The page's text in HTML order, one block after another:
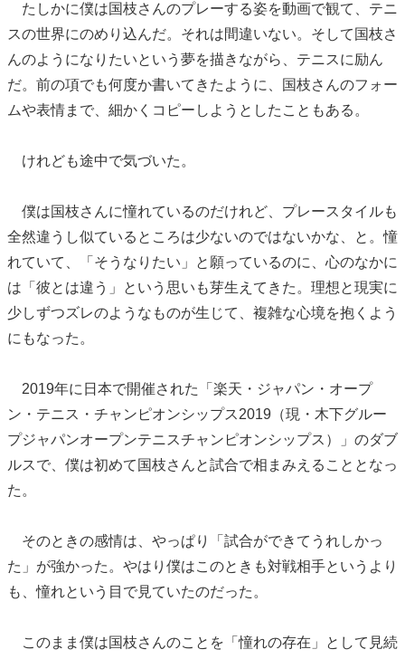
たしかに僕は国枝さんのプレーする姿を動画で観て、テニ
スの世界にのめり込んだ。それは間違いない。そして国枝さ
んのようになりたいという夢を描きながら、テニスに励ん
だ。前の項でも何度か書いてきたように、国枝さんのフォー
ムや表情まで、細かくコピーしようとしたこともある。
けれども途中で気づいた。
僕は国枝さんに憧れているのだけれど、プレースタイルも
全然違うし似ているところは少ないのではないかな、と。憧
れていて、「そうなりたい」と願っているのに、心のなかに
は「彼とは違う」という思いも芽生えてきた。理想と現実に
少しずつズレのようなものが生じて、複雑な心境を抱くよう
にもなった。
2019年に日本で開催された「楽天・ジャパン・オープ
ン・テニス・チャンピオンシップス2019（現・木下グルー
プジャパンオープンテニスチャンピオンシップス）」のダブ
ルスで、僕は初めて国枝さんと試合で相まみえることとなっ
た。
そのときの感情は、やっぱり「試合ができてうれしかっ
た」が強かった。やはり僕はこのときも対戦相手というより
も、憧れという目で見ていたのだった。
このまま僕は国枝さんのことを「憧れの存在」として見続